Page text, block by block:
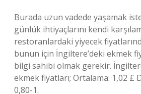
Burada uzun vadede yaşamak
günlük ihtiyaçlarını kendi
restoranlardaki yiyecek
bunun için İngiltere’deki ekmek
bilgi sahibi olmak gerekir.
ekmek fiyatları; Ortalama: 1,02 £
0,80-1.